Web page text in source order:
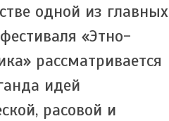
одной из главных
«Этно-
рассматривается
идей
расовой и